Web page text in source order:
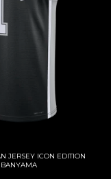
JERSEY ICON EDITION